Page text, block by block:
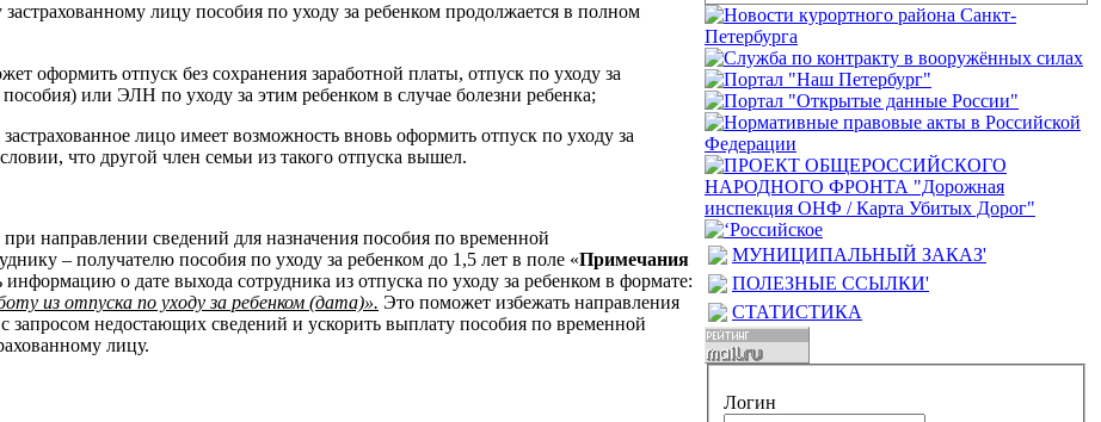
лицу пособия по уходу за ребенком продолжается в полном
оформить отпуск без сохранения заработной платы, отпуск по уходу за
пособия) или ЭЛН по уходу за этим ребенком в случае болезни ребенка;
лицо имеет возможность вновь оформить отпуск по уходу за
что другой член семьи из такого отпуска вышел.
при направлении сведений для назначения пособия по временной
– получателю пособия по уходу за ребенком до 1,5 лет в поле «Примечания
информацию о дате выхода сотрудника из отпуска по уходу за ребенком в формате:
из отпуска по уходу за ребенком (дата)». Это поможет избежать направления
запросом недостающих сведений и ускорить выплату пособия по временной
лицу.
МУНИЦИПАЛЬНЫЙ ЗАКАЗ'
ПОЛЕЗНЫЕ ССЫЛКИ'
СТАТИСТИКА
Логин